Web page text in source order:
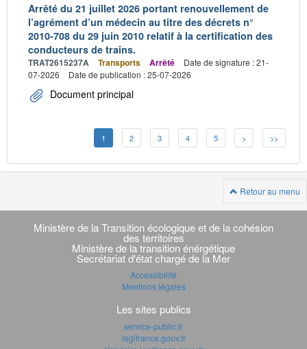
Arrêté du 21 juillet 2026 portant renouvellement de
l’agrément d’un médecin au titre des décrets n°
2010-708 du 29 juin 2010 relatif à la certification des
conducteurs de trains.
TRAT2615237A Transports Arrêté
Date de signature : 21-
07-2026
Date de publication : 25-07-2026
Document principal
1 2 3 4 5 > >>
Retour au menu
Navigation
transverse
Ministère de la Transition écologique et de la cohésion
des territoires
Ministère de la transition énérgétique
Secrétariat d'état chargé de la Mer
Accessibilité
Mentions légales
Les sites publics
service-public.fr
legifrance.gouv.fr